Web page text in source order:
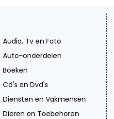
Audio, Tv en Foto
Auto-onderdelen
Boeken
Cd's en Dvd's
Diensten en Vakmensen
Dieren en Toebehoren